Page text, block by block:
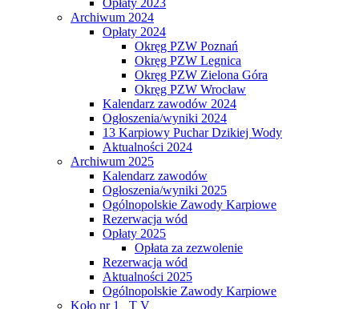
Archiwum 2024
Opłaty 2024
Okręg PZW Poznań
Okręg PZW Legnica
Okręg PZW Zielona Góra
Okręg PZW Wrocław
Kalendarz zawodów 2024
Ogłoszenia/wyniki 2024
13 Karpiowy Puchar Dzikiej Wody
Aktualności 2024
Archiwum 2025
Kalendarz zawodów
Ogłoszenia/wyniki 2025
Ogólnopolskie Zawody Karpiowe
Rezerwacja wód
Opłaty 2025
Opłata za zezwolenie
Rezerwacja wód
Aktualności 2025
Ogólnopolskie Zawody Karpiowe
Koło nr 1 _T V